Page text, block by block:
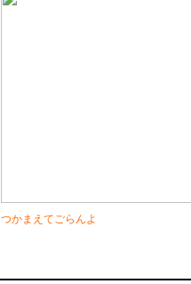
つかまえてごらんよ